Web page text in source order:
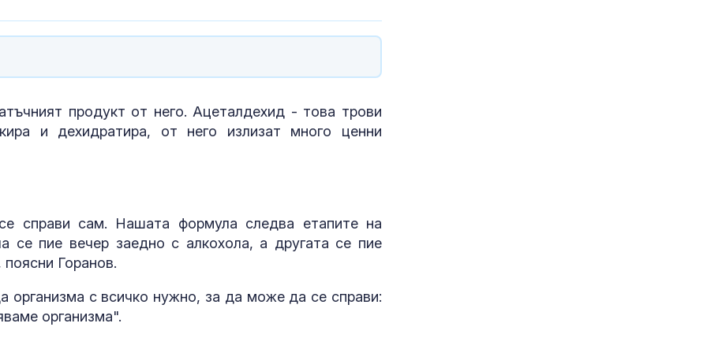
продукт от него. Ацеталдехид - това трови
и дехидратира, от него излизат много ценни
справи сам. Нашата формула следва етапите на
се пие вечер заедно с алкохола, а другата се пие
Горанов.
организма с всичко нужно, за да може да се справи:
организма".